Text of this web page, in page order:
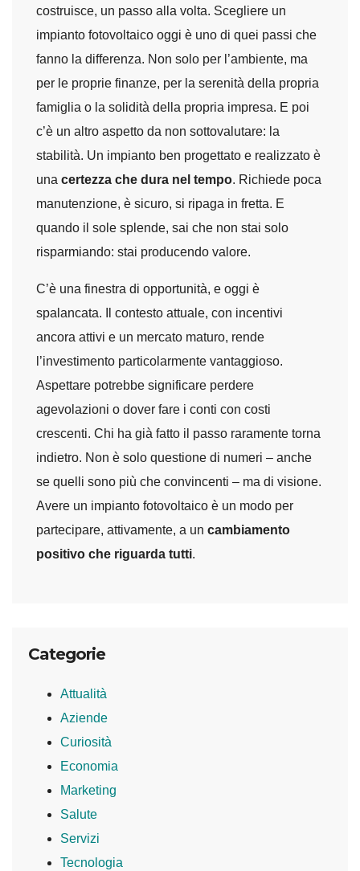
costruisce, un passo alla volta. Scegliere un
impianto fotovoltaico oggi è uno di quei passi che
fanno la differenza. Non solo per l’ambiente, ma
per le proprie finanze, per la serenità della propria
famiglia o la solidità della propria impresa. E poi
c’è un altro aspetto da non sottovalutare: la
stabilità. Un impianto ben progettato e realizzato è
una certezza che dura nel tempo. Richiede poca
manutenzione, è sicuro, si ripaga in fretta. E
quando il sole splende, sai che non stai solo
risparmiando: stai producendo valore.
C’è una finestra di opportunità, e oggi è
spalancata. Il contesto attuale, con incentivi
ancora attivi e un mercato maturo, rende
l’investimento particolarmente vantaggioso.
Aspettare potrebbe significare perdere
agevolazioni o dover fare i conti con costi
crescenti. Chi ha già fatto il passo raramente torna
indietro. Non è solo questione di numeri – anche
se quelli sono più che convincenti – ma di visione.
Avere un impianto fotovoltaico è un modo per
partecipare, attivamente, a un cambiamento
positivo che riguarda tutti.
Categorie
Attualità
Aziende
Curiosità
Economia
Marketing
Salute
Servizi
Tecnologia